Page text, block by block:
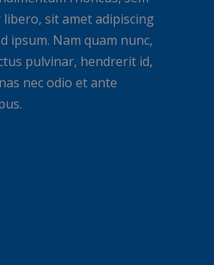
libero, sit amet adipiscing
ipsum. Nam quam nunc,
pulvinar, hendrerit id,
nec odio et ante